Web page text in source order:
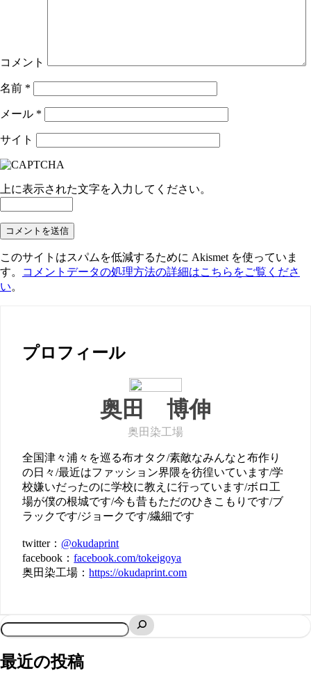
コメント
名前 *
メール *
サイト
上に表示された文字を入力してください。
このサイトはスパムを低減するために Akismet を使っていま
す。
コメントデータの処理方法の詳細はこちらをご覧くださ
い。
プロフィール
奥田 博伸
奥田染工場
全国津々浦々を巡る布オタク/素敵なみんなと布作り
の日々/最近はファッション界隈を彷徨いています/学
校嫌いだったのに学校に教えに行っています/ボロ工
場が僕の根城です/今も昔もただのひきこもりです/ブ
ラックです/ジョークです/繊細です
twitter： @okudaprint
facebook：facebook.com/tokeigoya
奥田染工場：https://okudaprint.com
最近の投稿